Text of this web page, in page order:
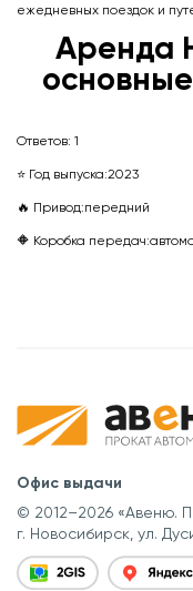
ежедневных поездок и
Аренда Haval
Ответов: 1
⭐ Год выпуска:2023
🔥 Привод:передний
🔶 Коробка передач:
Офис выдачи
© 2012–2026 «Авеню.
г. Новосибирск, ул.